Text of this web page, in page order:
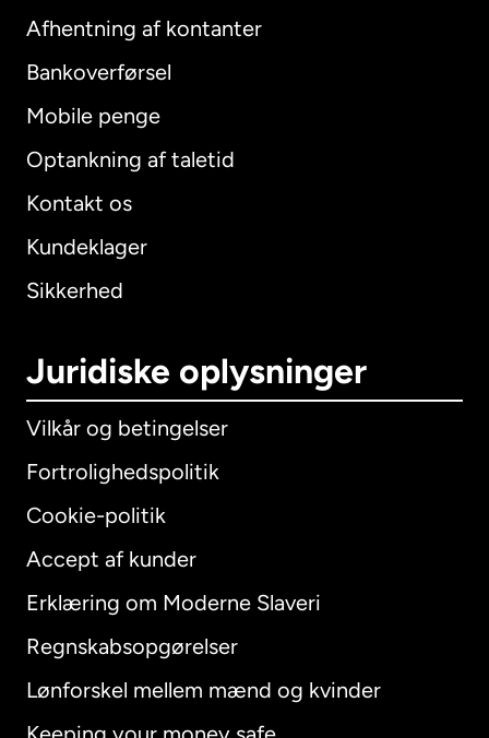
Afhentning af kontanter
Bankoverførsel
Mobile penge
Optankning af taletid
Kontakt os
Kundeklager
Sikkerhed
Juridiske oplysninger
Vilkår og betingelser
Fortrolighedspolitik
Cookie-politik
Accept af kunder
Erklæring om Moderne Slaveri
Regnskabsopgørelser
Lønforskel mellem mænd og kvinder
International English